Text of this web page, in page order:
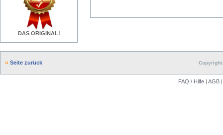
DAS ORIGINAL!
Seite zurück
FAQ / Hilfe | AGB